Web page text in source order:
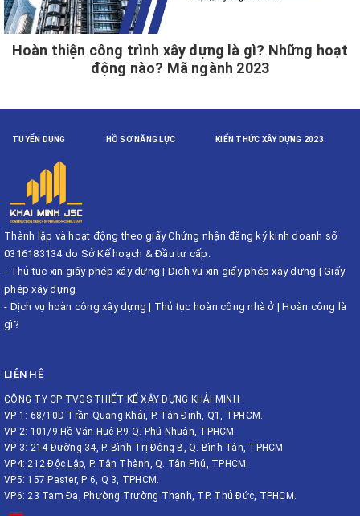
Hoàn thiện công trình xây dựng là gì? Những hoạt
động nào? Mã ngành 2023
TUYỂN DỤNG HỒ SƠ NĂNG LỰC KIẾN THỨC XÂY DỰNG 2023
Thành lập và hoạt động theo giấy Chứng nhận đăng ký kinh doanh số
0316183134 do Sở Kế hoạch & Đầu tư cấp.
- Thủ tục xin giấy phép xây dựng | Dịch vụ xin giấy phép xây dựng | Giấy
phép xây dựng
- Dịch vụ hoàn công xây dựng | Thủ tục hoàn công nhà ở |Hoàn công là
gì?
LIÊN HỆ
CÔNG TY CP TVGS THIẾT KẾ XÂY DỰNG KHẢI MINH
VP 1: 68/10D Trần Quang Khải, P. Tân Định, Q1, TPHCM.
VP 2: 101/9 Hồ Văn Huê P.9 Q. Phú Nhuận, TPHCM
VP 3: 214 Đường 34, P. Bình Trị Đông B, Q. Bình Tân, TPHCM
VP4: 212 Độc Lập, P. Tân Thành, Q. Tân Phú, TPHCM
VP5: 157 Paster, P 6, Q 3, TPHCM.
VP6: 23 Tam Đa, Phường Trường Thạnh, TP. Thủ Đức, TPHCM.